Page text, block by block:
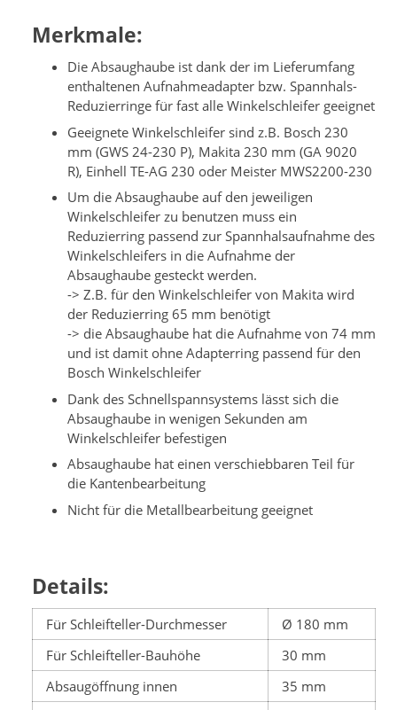
Merkmale:
Die Absaughaube ist dank der im Lieferumfang
enthaltenen Aufnahmeadapter bzw. Spannhals-
Reduzierringe für fast alle Winkelschleifer geeignet
Geeignete Winkelschleifer sind z.B. Bosch 230
mm (GWS 24-230 P), Makita 230 mm (GA 9020
R), Einhell TE-AG 230 oder Meister MWS2200-230
Um die Absaughaube auf den jeweiligen
Winkelschleifer zu benutzen muss ein
Reduzierring passend zur Spannhalsaufnahme des
Winkelschleifers in die Aufnahme der
Absaughaube gesteckt werden.
-> Z.B. für den Winkelschleifer von Makita wird
der Reduzierring 65 mm benötigt
-> die Absaughaube hat die Aufnahme von 74 mm
und ist damit ohne Adapterring passend für den
Bosch Winkelschleifer
Dank des Schnellspannsystems lässt sich die
Absaughaube in wenigen Sekunden am
Winkelschleifer befestigen
Absaughaube hat einen verschiebbaren Teil für
die Kantenbearbeitung
Nicht für die Metallbearbeitung geeignet
Details:
Für Schleifteller-Durchmesser
Ø 180 mm
Für Schleifteller-Bauhöhe
30 mm
Absaugöffnung innen
35 mm